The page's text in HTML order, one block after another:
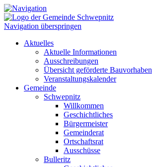
Navigation überspringen
Aktuelles
Aktuelle Informationen
Ausschreibungen
Übersicht geförderte Bauvorhaben
Veranstaltungskalender
Gemeinde
Schwepnitz
Willkommen
Geschichtliches
Bürgermeister
Gemeinderat
Ortschaftsrat
Ausschüsse
Bulleritz